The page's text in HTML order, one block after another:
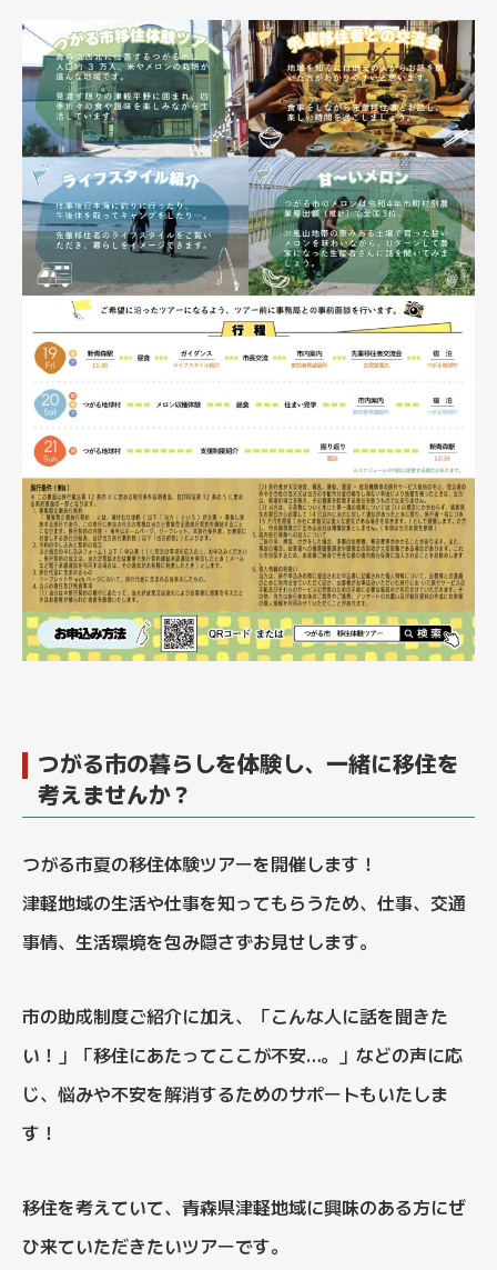
つがる市の暮らしを体験し、一緒に移住を
考えませんか？
つがる市夏の移住体験ツアーを開催します！
津軽地域の生活や仕事を知ってもらうため、仕事、交通
事情、生活環境を包み隠さずお見せします。
市の助成制度ご紹介に加え、「こんな人に話を聞きた
い！」「移住にあたってここが不安…。」などの声に応
じ、悩みや不安を解消するためのサポートもいたしま
す！
移住を考えていて、青森県津軽地域に興味のある方にぜ
ひ来ていただきたいツアーです。